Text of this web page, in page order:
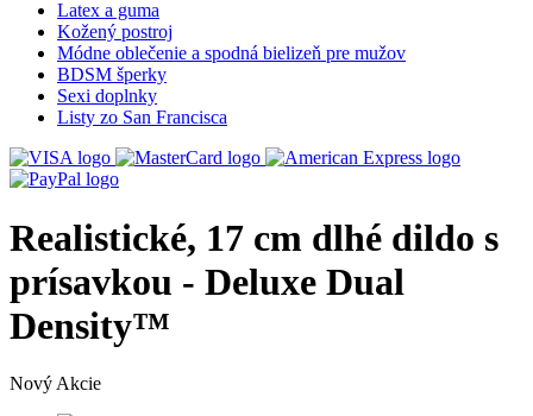
Latex a guma
Kožený postroj
Módne oblečenie a spodná bielizeň pre mužov
BDSM šperky
Sexi doplnky
Listy zo San Francisca
Realistické, 17 cm dlhé dildo s
prísavkou - Deluxe Dual
Density™
Nový Akcie